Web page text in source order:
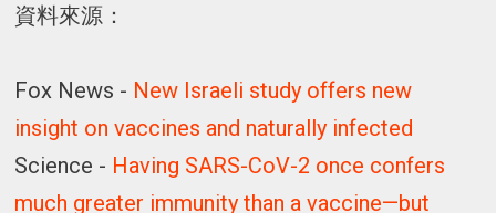
資料來源：
Fox News - New Israeli study offers new
insight on vaccines and naturally infected
Science - Having SARS-CoV-2 once confers
much greater immunity than a vaccine—but